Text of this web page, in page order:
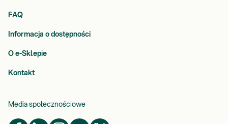
FAQ
Informacja o dostępności
O e-Sklepie
Kontakt
Media społecznościowe